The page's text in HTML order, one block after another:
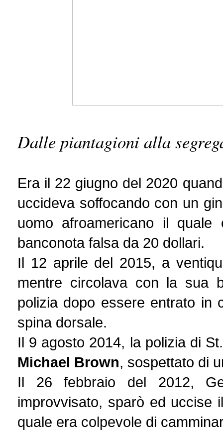
Dalle piantagioni alla
Era il 22 giugno del 2020
uccideva soffocando con un
uomo afroamericano il
banconota falsa da 20 dollari.
Il 12 aprile del 2015, a
mentre circolava con la sua
polizia dopo essere entrato in
spina dorsale.
Il 9 agosto 2014, la polizia di
Michael Brown, sospettato di
Il 26 febbraio del 2012,
improvvisato, sparò ed uccise
quale era colpevole di